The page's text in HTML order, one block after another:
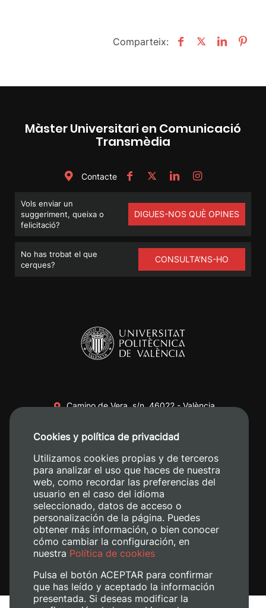
Comparteix:
Màster Universitari en Comunicació
Transmèdia
Contacte
Vols enviar un
suggeriment, queixa o
felicitació?
DIGUES-NOS QUÈ OPINES
No has trobat el que
cerques?
CONSULTA'NS-HO
Camino de Vera, s/n. 46022 - València
+34 620 04 00 50
Cookies y política de privacidad
Utilizamos cookies propias y de terceros
para analizar el uso que haces de nuestra
web, como recordar las preferencias del
usuario en el caso del idioma
seleccionado, datos de acceso o
personalización de la página. Puedes
obtener más información, o bien conocer
cómo cambiar la configuración, en
nuestra Política de cookies
Pulsa el botón ACEPTAR para confirmar
que has leído y aceptado la información
presentada. Si deseas modificar la